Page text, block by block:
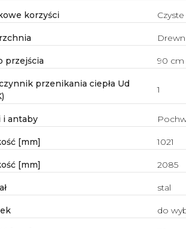
korzyści
przejścia 90 cm
przenikania ciepła Ud
1
i antaby
[mm] 1021
[mm] 2085
stal
do